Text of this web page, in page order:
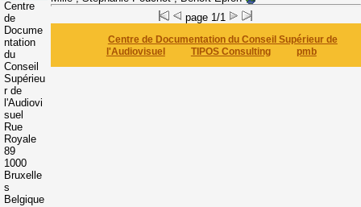
page 1/1
Centre de Documentation du Conseil Supérieur de
l'Audiovisuel
TIPOS Consulting pmb
Centre
de
Docume
ntation
du
Conseil
Supérieu
r de
l'Audiovi
suel
Rue
Royale
89
1000
Bruxelle
s
Belgique